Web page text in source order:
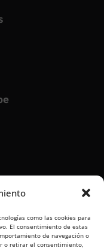
como las cookies para
El consentimiento de estas
de navegación o
o retirar el consentimiento,